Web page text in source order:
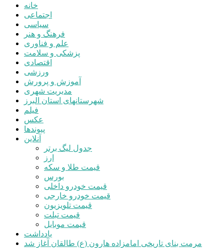
خانه
اجتماعی
سیاسی
فرهنگ و هنر
علم و فناوری
پزشکی و سلامت
اقتصادی
ورزشی
آموزش و پرورش
مدیریت شهری
شهرستانهای استان البرز
فیلم
عکس
پیوندها
آنلاین
جدول لیگ برتر
ارز
قیمت طلا و سکه
بورس
قیمت خودرو داخلی
قیمت خودرو خارجی
قیمت تلویزیون
قیمت تبلت
قیمت موبایل
یادداشت
مرمت بنای تاریخی امامزاده هارون (ع) طالقان آغاز شد